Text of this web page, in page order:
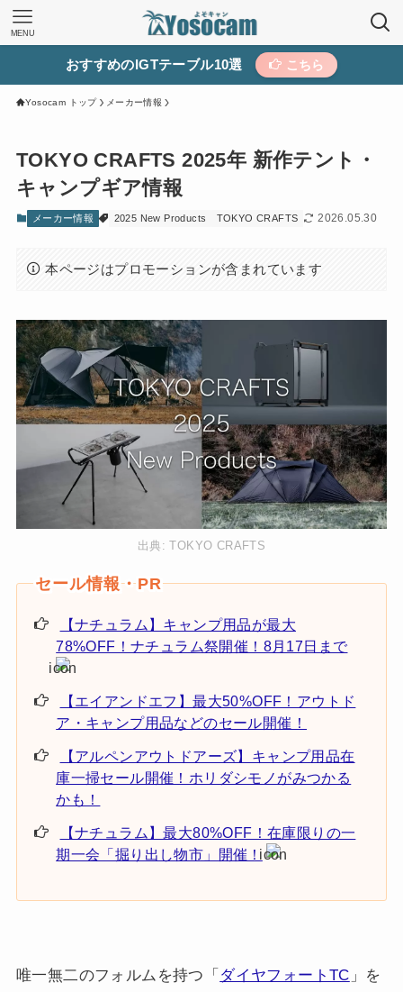
MENU
おすすめのIGTテーブル10選 こちら
Yosocam トップ メーカー情報
TOKYO CRAFTS 2025年 新作テント・
キャンプギア情報
メーカー情報 2025 New Products TOKYO CRAFTS 2026.05.30
本ページはプロモーションが含まれています
出典:TOKYO CRAFTS
【ナチュラム】キャンプ用品が最大
78%OFF！ナチュラム祭開催！8月17日まで
【エイアンドエフ】最大50%OFF！アウトド
ア・キャンプ用品などのセール開催！
【アルペンアウトドアーズ】キャンプ用品在
庫一掃セール開催！ホリダシモノがみつかる
かも！
【ナチュラム】最大80%OFF！在庫限りの一
期一会「掘り出し物市」開催！
唯一無二のフォルムを持つ「 ダイヤフォートTC 」を